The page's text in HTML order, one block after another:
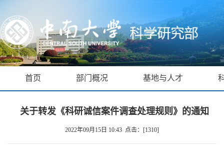
首页 部门概况 基地与人才
关于转发《科研诚信案件调查处理规则》的通知
2022年09月15日 10:43 点击：[1310]